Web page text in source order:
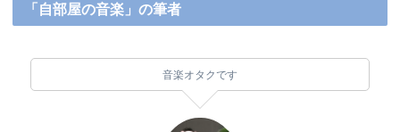
「自部屋の音楽」の筆者
音楽オタクです